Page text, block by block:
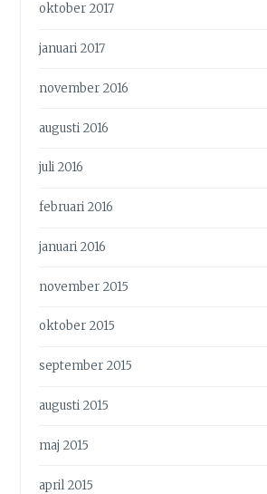
oktober 2017
januari 2017
november 2016
augusti 2016
juli 2016
februari 2016
januari 2016
november 2015
oktober 2015
september 2015
augusti 2015
maj 2015
april 2015